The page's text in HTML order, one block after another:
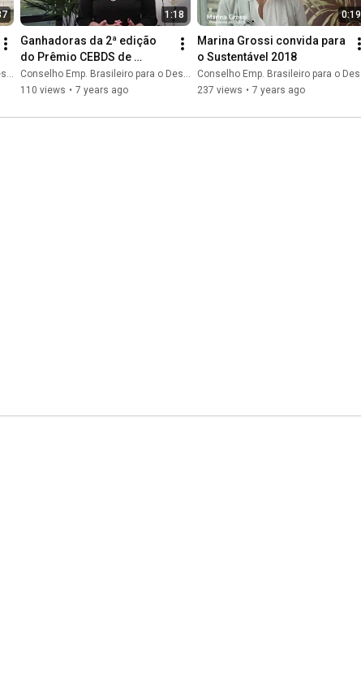
1:18
Ganhadoras da 2ª edição
do Prêmio CEBDS de
Liderança Feminina
Conselho Emp. Brasileiro para o Desenvolvimento Sustentável CEBDS
110 views • 7 years ago
0:19
Marina Grossi convida para
o Sustentável 2018
Conselho Emp. Brasileiro para o Desenvolvimento Sustentável CEBDS
237 views • 7 years ago